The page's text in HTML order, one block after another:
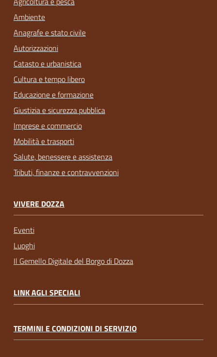
Ambiente
Anagrafe e stato civile
Autorizzazioni
Catasto e urbanistica
Cultura e tempo libero
Educazione e formazione
Giustizia e sicurezza pubblica
Imprese e commercio
Mobilità e trasporti
Salute, benessere e assistenza
Tributi, finanze e contravvenzioni
VIVERE DOZZA
Eventi
Luoghi
Il Gemello Digitale del Borgo di Dozza
LINK AGLI SPECIALI
TERMINI E CONDIZIONI DI SERVIZIO